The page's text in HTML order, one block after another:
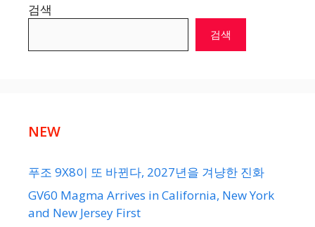
검색
검색
NEW
푸조 9X8이 또 바뀐다, 2027년을 겨냥한 진화
GV60 Magma Arrives in California, New York
and New Jersey First